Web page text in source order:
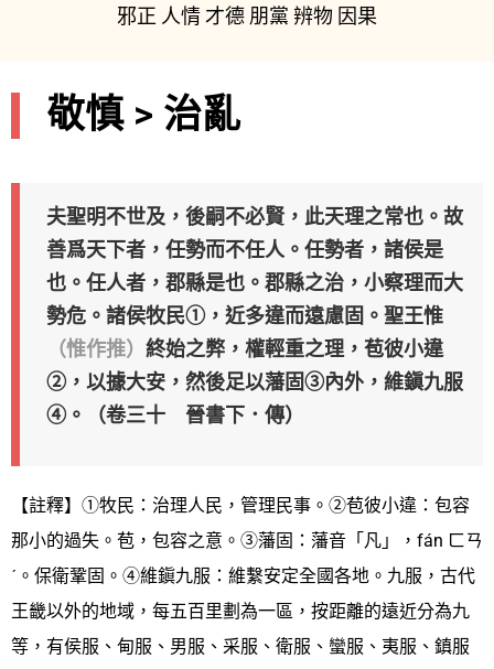
邪正 人情才德 朋黨 辨物 因果
敬慎 > 治亂
夫聖明不世及，後嗣不必賢，此天理之常也。故
善爲天下者，任勢而不任人。任勢者，諸侯是
也。任人者，郡縣是也。郡縣之治，小察理而大
勢危。諸侯牧民①，近多違而遠慮固。聖王惟
（惟作推） 終始之弊，權輕重之理，苞彼小違
②，以據大安，然後足以藩固③內外，維鎭九服
④。（卷三十 晉書下．傳）
【註釋】①牧民：治理人民，管理民事。②苞彼小違：包容
那小的過失。苞，包容之意。③藩固：藩音「凡」，fán ㄈㄢ
ˊ。保衛鞏固。④維鎭九服：維繫安定全國各地。九服，古代
王畿以外的地域，每五百里劃為一區，按距離的遠近分為九
等，有侯服、甸服、男服、采服、衛服、蠻服、夷服、鎮服